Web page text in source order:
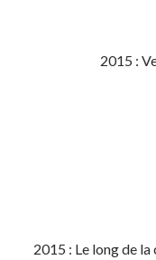
2015 :
2015 : Le long de